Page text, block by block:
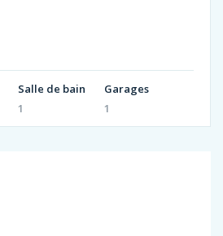
Salle de bain
1
Garages
1